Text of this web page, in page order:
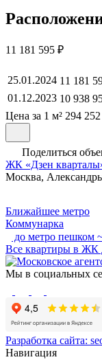
11 181 595 ₽
25.01.2024 11 181
01.12.2023 10 938
Цена за 1 м² 294
Поделиться
ЖК «Дзен
Москва,
Ближайшее метро
Коммунарка
до метро пешком
Все квартиры в ЖК
Мы в социальных
Разработка сайта:
Навигация